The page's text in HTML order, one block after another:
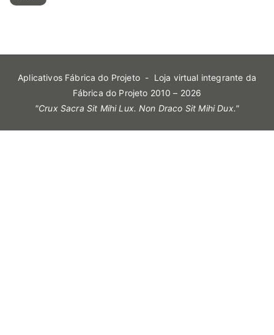
Aplicativos Fábrica do Projeto- Loja virtual integrante da
Fábrica do Projeto 2010 – 2026
"Crux Sacra Sit Mihi Lux. Non Draco Sit Mihi Dux."